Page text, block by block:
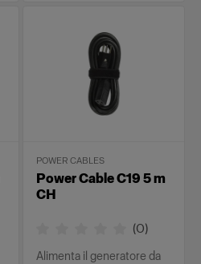
POWER CABLES
Power Cable C19 5 m
CH
(0)
Alimenta il generatore da